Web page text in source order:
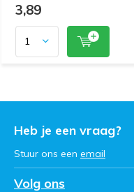
3,89
Heb je een vraag?
Stuur ons een email
Volg ons